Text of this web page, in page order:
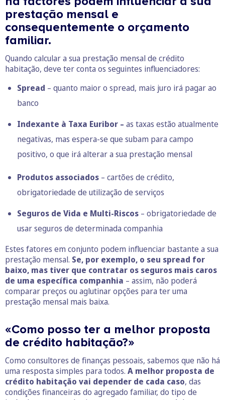
prestação mensal e
consequentemente o orçamento
familiar.
Quando calcular a sua prestação mensal de crédito
habitação, deve ter conta os seguintes influenciadores:
Spread – quanto maior o spread, mais juro irá pagar ao
banco
Indexante à Taxa Euribor – as taxas estão atualmente
negativas, mas espera-se que subam para campo
positivo, o que irá alterar a sua prestação mensal
Produtos associados – cartões de crédito,
obrigatoriedade de utilização de serviços
Seguros de Vida e Multi-Riscos – obrigatoriedade de
usar seguros de determinada companhia
Estes fatores em conjunto podem influenciar bastante a sua
prestação mensal. Se, por exemplo, o seu spread for
baixo, mas tiver que contratar os seguros mais caros
de uma específica companhia – assim, não poderá
comparar preços ou aglutinar opções para ter uma
prestação mensal mais baixa.
«Como posso ter a melhor proposta
de crédito habitação?»
Como consultores de finanças pessoais, sabemos que não há
uma resposta simples para todos. A melhor proposta de
crédito habitação vai depender de cada caso, das
condições financeiras do agregado familiar, do tipo de